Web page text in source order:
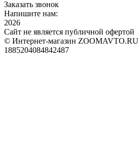
Заказать звонок
Напишите нам:
2026
Сайт не является публичной офертой
© Интернет-магазин ZOOMAVTO.RU
1885204084842487